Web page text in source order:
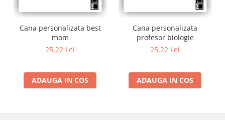
Cana personalizata best
mom
25,22 Lei
ADAUGA IN COS
Cana personalizata
profesor biologie
25,22 Lei
ADAUGA IN COS